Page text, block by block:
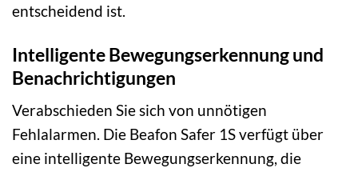
entscheidend ist.
Intelligente Bewegungserkennung und
Benachrichtigungen
Verabschieden Sie sich von unnötigen
Fehlalarmen. Die Beafon Safer 1S verfügt über
eine intelligente Bewegungserkennung, die